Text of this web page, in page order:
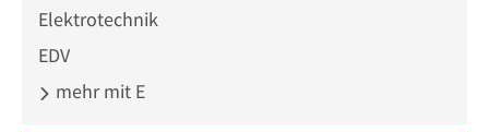
Elektrotechnik
EDV
mehr mit E